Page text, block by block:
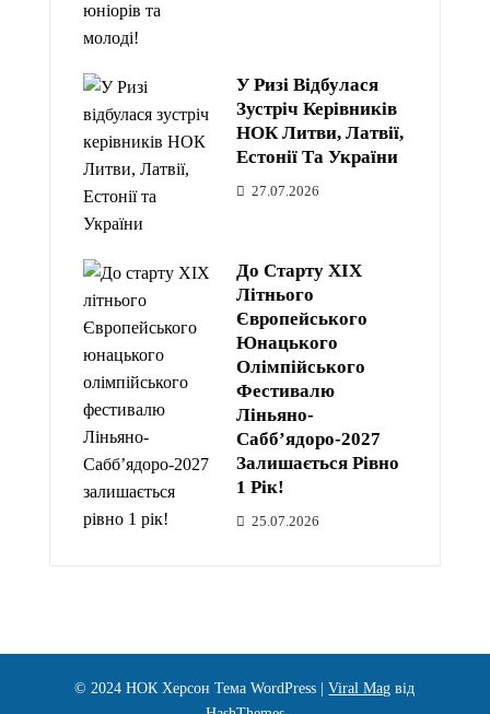
У Ризі Відбулася
Зустріч Керівників
НОК Литви, Латвії,
Естонії Та України
27.07.2026
До Старту XIX
Літнього
Європейського
Юнацького
Олімпійського
Фестивалю
Ліньяно-
Сабб’ядоро-2027
Залишається Рівно
1 Рік!
25.07.2026
© 2024 НОК Херсон Тема WordPress |Viral Mag від